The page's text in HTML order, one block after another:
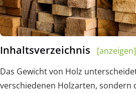
Inhaltsverzeichnis
[anzeigen]
Das Gewicht von Holz
verschiedenen Holzarten, sondern